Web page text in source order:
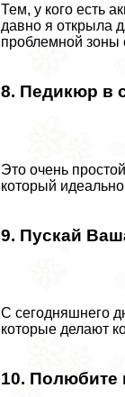
Тем, у кого есть
давно я открыла
проблемной зоны
8. Педикюр в
Это очень
который
9. Пускай
С сегодняшнего
которые делают
10. Полюбите